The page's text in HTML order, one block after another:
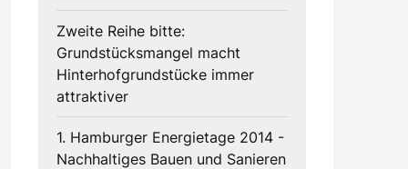
Zweite Reihe bitte:
Grundstücksmangel macht
Hinterhofgrundstücke immer
attraktiver
1. Hamburger Energietage 2014 -
Nachhaltiges Bauen und Sanieren